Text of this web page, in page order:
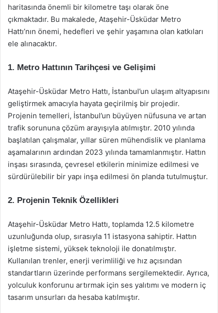
haritasında önemli bir kilometre taşı olarak öne
çıkmaktadır. Bu makalede, Ataşehir-Üsküdar Metro
Hattı’nın önemi, hedefleri ve şehir yaşamına olan katkıları
ele alınacaktır.
1. Metro Hattının Tarihçesi ve Gelişimi
Ataşehir-Üsküdar Metro Hattı, İstanbul’un ulaşım altyapısını
geliştirmek amacıyla hayata geçirilmiş bir projedir.
Projenin temelleri, İstanbul’un büyüyen nüfusuna ve artan
trafik sorununa çözüm arayışıyla atılmıştır. 2010 yılında
başlatılan çalışmalar, yıllar süren mühendislik ve planlama
aşamalarının ardından 2023 yılında tamamlanmıştır. Hattın
inşası sırasında, çevresel etkilerin minimize edilmesi ve
sürdürülebilir bir yapı inşa edilmesi ön planda tutulmuştur.
2. Projenin Teknik Özellikleri
Ataşehir-Üsküdar Metro Hattı, toplamda 12.5 kilometre
uzunluğunda olup, sırasıyla 11 istasyona sahiptir. Hattın
işletme sistemi, yüksek teknoloji ile donatılmıştır.
Kullanılan trenler, enerji verimliliği ve hız açısından
standartların üzerinde performans sergilemektedir. Ayrıca,
yolculuk konforunu artırmak için ses yalıtımı ve modern iç
tasarım unsurları da hesaba katılmıştır.